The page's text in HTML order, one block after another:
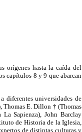
orígenes hasta la caída del
capítulos 8 y 9 que abarcan
diferentes universidades de
Thomas E. Dillon † (Thomas
Sapienza), John Barclay
de Historia de la Iglesia,
de distintas culturas y